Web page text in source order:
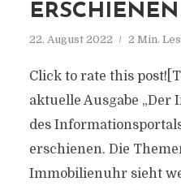
ERSCHIENEN
22. August 2022 2 Min.
Click to rate this
aktuelle Ausgabe „Der
des
erschienen. Die
Immobilienuhr sieht